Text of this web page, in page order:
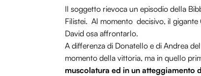
Il soggetto rievoca un episodio della
Filistei. Al momento decisivo, il
David osa affrontarlo.
A differenza di Donatello e di Andrea
momento della vittoria, ma in quello
muscolatura ed in un atteggiamento